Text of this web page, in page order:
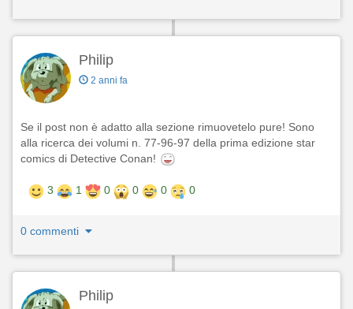
Philip
2 anni fa
Se il post non è adatto alla sezione rimuovetelo pure! Sono
alla ricerca dei volumi n. 77-96-97 della prima edizione star
comics di Detective Conan!
3 1 0 0 0 0
0 commenti
Philip